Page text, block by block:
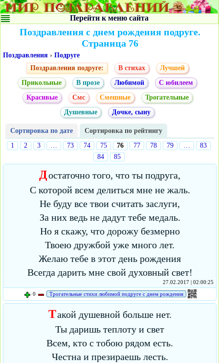
Перейти к меню сайта
Поздравления с днем рождения подруге.
Страница 76
Поздравления › Подруге
Поздравления подруге:
В стихах
Лучшей
Прикольные
В прозе Любимой
С юбилеем
Красивые
Смс Смешные
Трогательные
Душевные
Дочке, сыну
Сортировка по дате
Сортировка по рейтингу
1
2 3 … 73 74 75 76 77 78 79 …
83
84
85
Достаточно того, что ты подруга,
С которой всем делиться мне не жаль.
Не буду все твои считать заслуги,
За них ведь не дадут тебе медаль.
Но я скажу, что дорожу безмерно
Твоею дружбой уже много лет.
Желаю тебе в этот день рождения
Всегда дарить мне свой духовный свет!
27.02.2017 | 02:00:25
0
Трогательные стихи любимой подруге с днем рождения
Такой душевной больше нет.
Ты даришь теплоту и свет
Всем, кто с тобою рядом есть.
Честна и презираешь лесть.